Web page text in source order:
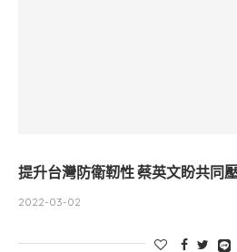
提升台灣防衛靭性 蔡英文盼共同
2022-03-02